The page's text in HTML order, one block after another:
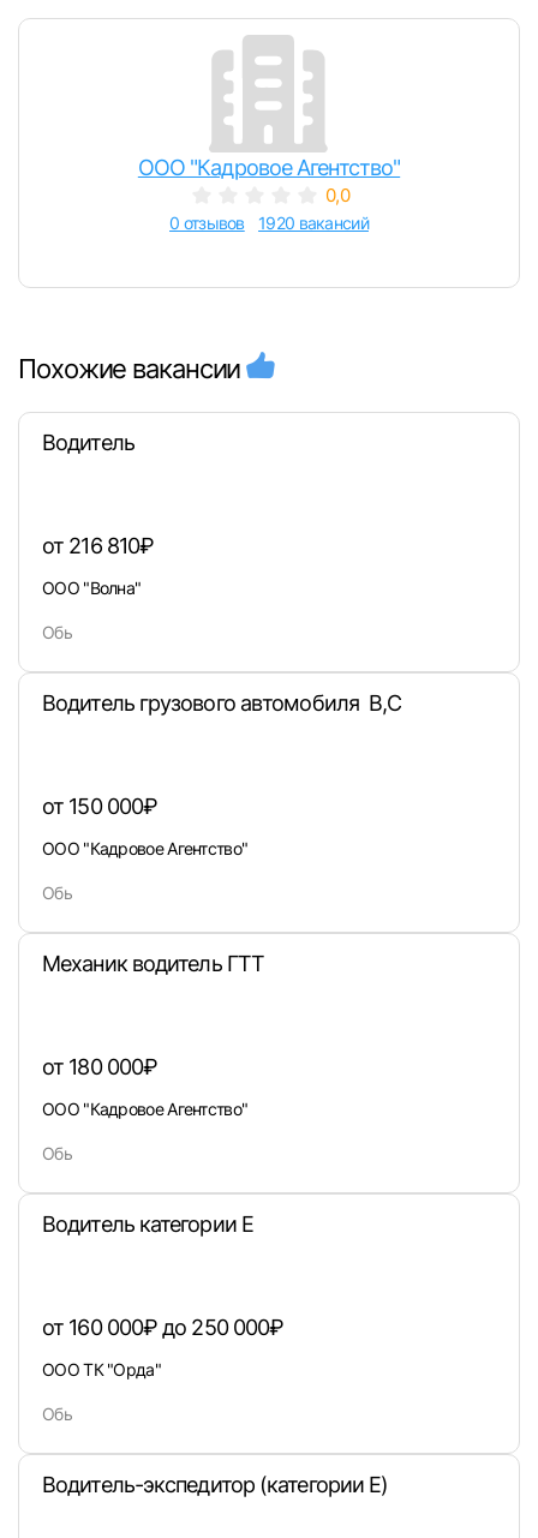
Войдите в личный кабинет, чтобы
вакансии с контактами и оставлять отклики
Пароль
или любым удобным способом
ООО "Кадровое Агентство"
0,0
0 отзывов 1920 вакансий
Похожие вакансии
Водитель
от 216 810₽
ООО "Волна"
Обь
Водитель грузового автомобиля В,С
от 150 000₽
ООО "Кадровое Агентство"
Обь
Механик водитель ГТТ
от 180 000₽
ООО "Кадровое Агентство"
Обь
Водитель категории E
от 160 000₽ до 250 000₽
ООО ТК "Орда"
Обь
Водитель-экспедитор (категории Е)